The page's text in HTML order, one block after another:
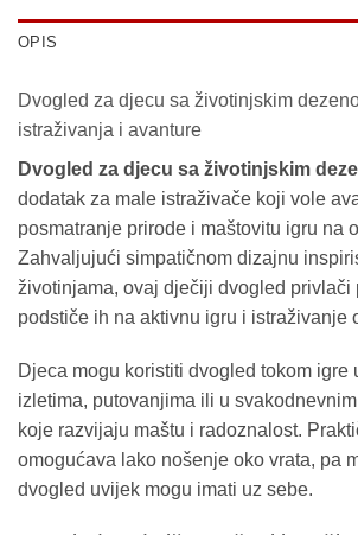
OPIS
Dvogled za djecu sa životinjskim
istraživanja i avanture
Dvogled za djecu sa životinjskim
dodatak za male istraživače koji vole
posmatranje prirode i maštovitu igru na
Zahvaljujući simpatičnom dizajnu
životinjama, ovaj dječiji dvogled privlači
podstiče ih na aktivnu igru i istraživanje
Djeca mogu koristiti dvogled tokom igre
izletima, putovanjima ili u
koje razvijaju maštu i radoznalost.
omogućava lako nošenje oko vrata, pa
dvogled uvijek mogu imati uz sebe.